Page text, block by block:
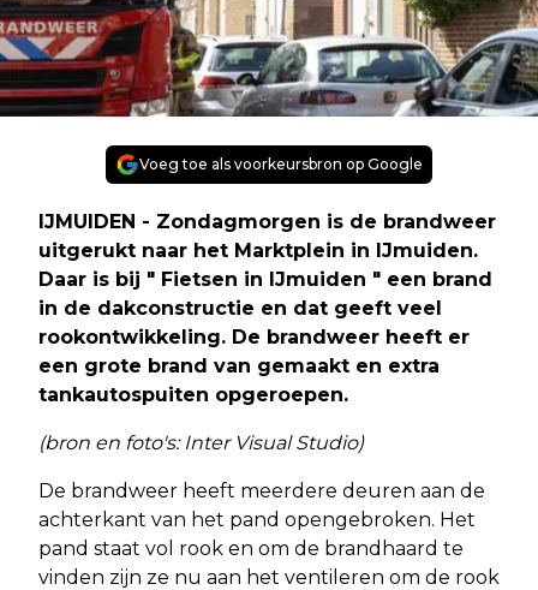
Voeg toe als voorkeursbron op Google
IJMUIDEN - Zondagmorgen is de brandweer
uitgerukt naar het Marktplein in IJmuiden.
Daar is bij " Fietsen in IJmuiden " een brand
in de dakconstructie en dat geeft veel
rookontwikkeling. De brandweer heeft er
een grote brand van gemaakt en extra
tankautospuiten opgeroepen.
(bron en foto's: Inter Visual Studio)
De brandweer heeft meerdere deuren aan de
achterkant van het pand opengebroken. Het
pand staat vol rook en om de brandhaard te
vinden zijn ze nu aan het ventileren om de rook